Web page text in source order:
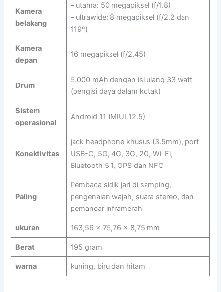
Kamera
belakang
– utama: 50 megapiksel (f/1.8)
– ultrawide: 8 megapiksel (f/2.2 dan
119º)
Kamera
depan
16 megapiksel (f/2.45)
Drum
5.000 mAh dengan isi ulang 33 watt
(pengisi daya dalam kotak)
Sistem
operasional
Android 11 (MIUI 12.5)
Konektivitas
jack headphone khusus (3.5mm), port
USB-C, 5G, 4G, 3G, 2G, Wi-Fi,
Bluetooth 5.1, GPS dan NFC
Paling
Pembaca sidik jari di samping,
pengenalan wajah, suara stereo, dan
pemancar inframerah
ukuran 163,56 x 75,76 x 8,75 mm
Berat 195 gram
warna kuning, biru dan hitam